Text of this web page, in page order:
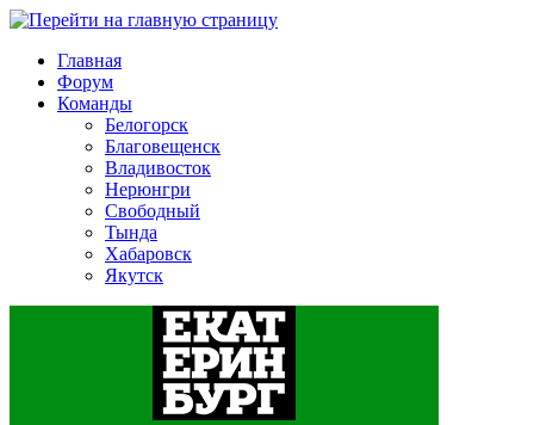
Главная
Форум
Команды
Белогорск
Благовещенск
Владивосток
Нерюнгри
Свободный
Тында
Хабаровск
Якутск